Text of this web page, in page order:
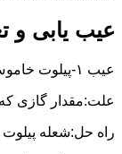
عیب یابی و
عیب ۱-پیلوت خاموش می شود.
علت:مقدار گازی
راه حل:شعله پیلوت